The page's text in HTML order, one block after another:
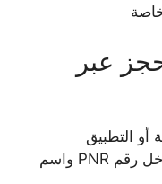
عبر
أو التطبيق
انتقل إلى ‘إدارة الحجز’ وأدخل رقم PNR واسم